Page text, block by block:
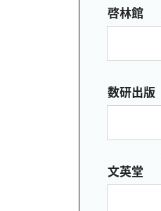
啓林館
数研出版
文英堂